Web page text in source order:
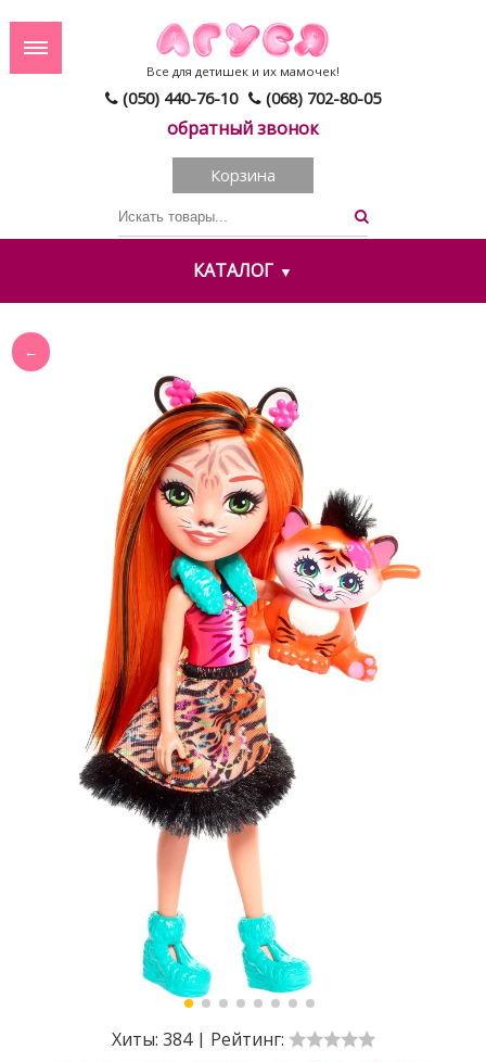
(050) 440-76-10 (068) 702-80-05
обратный звонок
Все для детишек и их мамочек!
Корзина
КАТАЛОГ
Хиты: 384 | Рейтинг: